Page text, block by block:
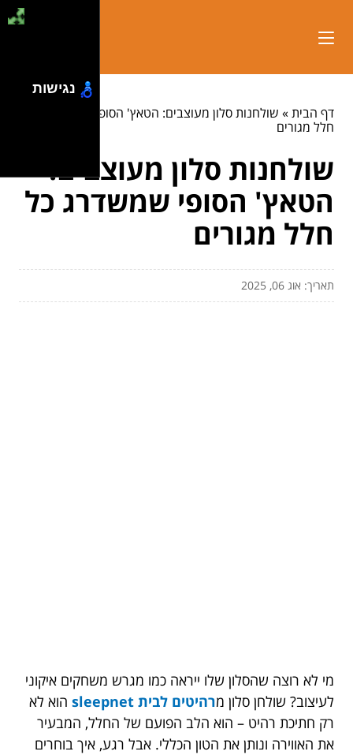
דף הבית» שולחנות סלון מעוצבים: הטאץ' הסופי שמשדרג כל
חלל מגורים
שולחנות סלון מעוצבים:
הטאץ' הסופי שמשדרג כל
חלל מגורים
תאריך: אוג 06, 2025
מי לא רוצה שהסלון שלו ייראה כמו מגרש משחקים איקוני
לעיצוב? שולחן סלון מרהיטים לבית sleepnet
הוא לא
רק חתיכת רהיט – הוא הלב הפועם של החלל, המבעיר
את האווירה ונותן את הטון הכללי. אבל רגע, איך בוחרים
נגישות